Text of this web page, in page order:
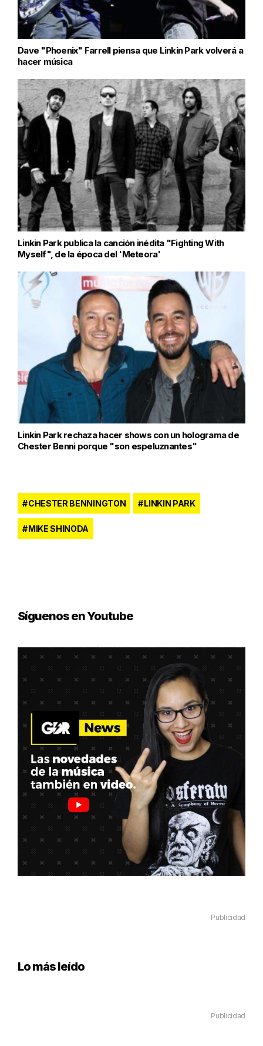
Dave "Phoenix" Farrell piensa que Linkin Park volverá a
hacer música
Linkin Park publica la canción inédita "Fighting With
Myself", de la época del 'Meteora'
Linkin Park rechaza hacer shows con un holograma de
Chester Benni porque "son espeluznantes"
CHESTER BENNINGTON LINKIN PARK
MIKE SHINODA
Síguenos en Youtube
Publicidad
Lo más leído
Publicidad